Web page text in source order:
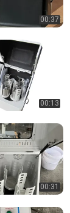
00:37
00:13
00:31